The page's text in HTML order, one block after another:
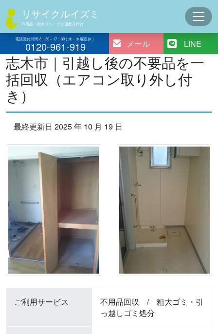
ン
テ
ツ
へ
ス
キ
プ
リサイクルイズミ
不用品・粗大ゴミ・ゴミ屋敷片付け
電話受付時間 8：30～17：30 ( 水・木曜定休 )
0120-961-919 メール LINE
志木市｜引越し後の不要品を一
括回収（エアコン取り外し付
き）
最終更新日 2025 年 10 月 19 日
ご利用サービス 不用品回収 / 粗大ゴミ・引
っ越しゴミ処分